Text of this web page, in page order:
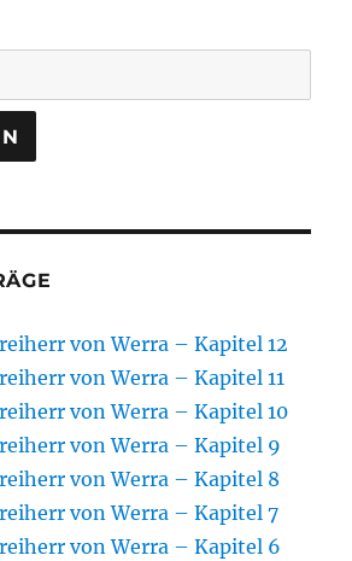
von Werra – Kapitel 12
von Werra – Kapitel 11
von Werra – Kapitel 10
von Werra – Kapitel 9
von Werra – Kapitel 8
von Werra – Kapitel 7
von Werra – Kapitel 6